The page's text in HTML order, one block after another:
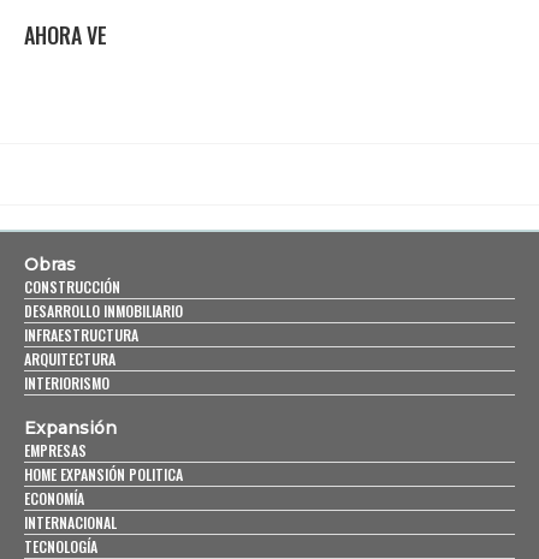
AHORA VE
Obras
CONSTRUCCIÓN
DESARROLLO INMOBILIARIO
INFRAESTRUCTURA
ARQUITECTURA
INTERIORISMO
Expansión
EMPRESAS
HOME EXPANSIÓN POLITICA
ECONOMÍA
INTERNACIONAL
TECNOLOGÍA